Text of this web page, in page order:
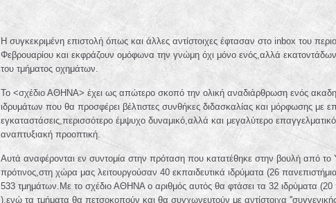
Η συγκεκριμένη επιστολή όπως και άλλες αντίστοιχες έφτασαν στο inbox του
Φεβρουαρίου και εκφράζουν ομόφωνα την γνώμη όχι μόνο ενός,αλλά
του τμήματος οχημάτων.
Το <σχέδιο ΑΘΗΝΑ> έχει ως απώτερο σκοπό την ολική αναδιάρθρωση ενός
ιδρυμάτων που θα προσφέρει βέλτιστες συνθήκες διδασκαλίας και μόρφωσης με
εγκαταστάσεις,περισσότερο έμψυχο δυναμικό,αλλά και μεγαλύτερο
αναπτυξιακή προοπτική.
Αυτά αναφέρονται εν συντομία στην πρόταση που κατατέθηκε στην βουλή από το
πρότινος,στη χώρα μας λειτουργούσαν 40 εκπαιδευτικά ιδρύματα (26
533 τμημάτων.Με το σχέδιο ΑΘΗΝΑ ο αριθμός αυτός θα φτάσει τα 32 ιδρύματα (20
),ενώ τα τμήματα θα πετσοκοπούν και θα συγχωνευτούν με αντίστοιχα